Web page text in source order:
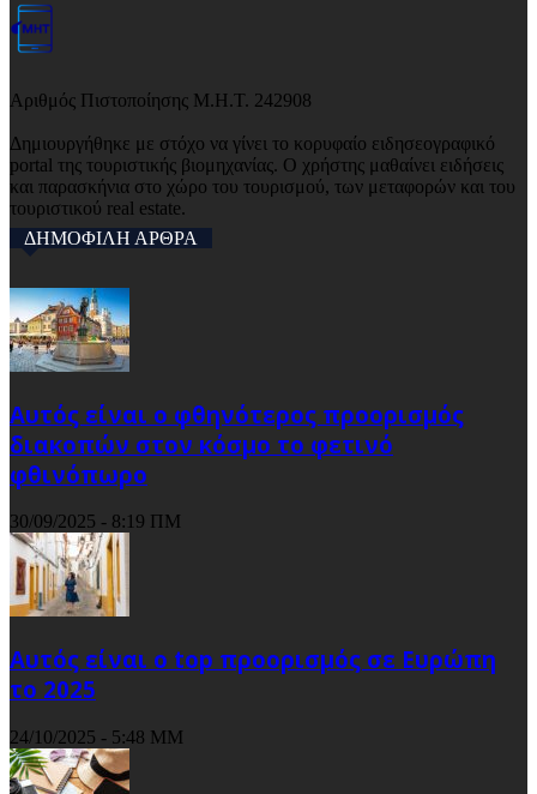
Αριθμός Πιστοποίησης Μ.Η.Τ. 242908
Δημιουργήθηκε με στόχο να γίνει το κορυφαίο ειδησεογραφικό
portal της τουριστικής βιομηχανίας. Ο χρήστης μαθαίνει ειδήσεις
και παρασκήνια στο χώρο του τουρισμού, των μεταφορών και του
τουριστικού real estate.
ΔΗΜΟΦΙΛΗ ΑΡΘΡΑ
Αυτός είναι ο φθηνότερος προορισμός
διακοπών στον κόσμο το φετινό
φθινόπωρο
30/09/2025 - 8:19 ΠΜ
Αυτός είναι ο top προορισμός σε Ευρώπη
το 2025
24/10/2025 - 5:48 ΜΜ